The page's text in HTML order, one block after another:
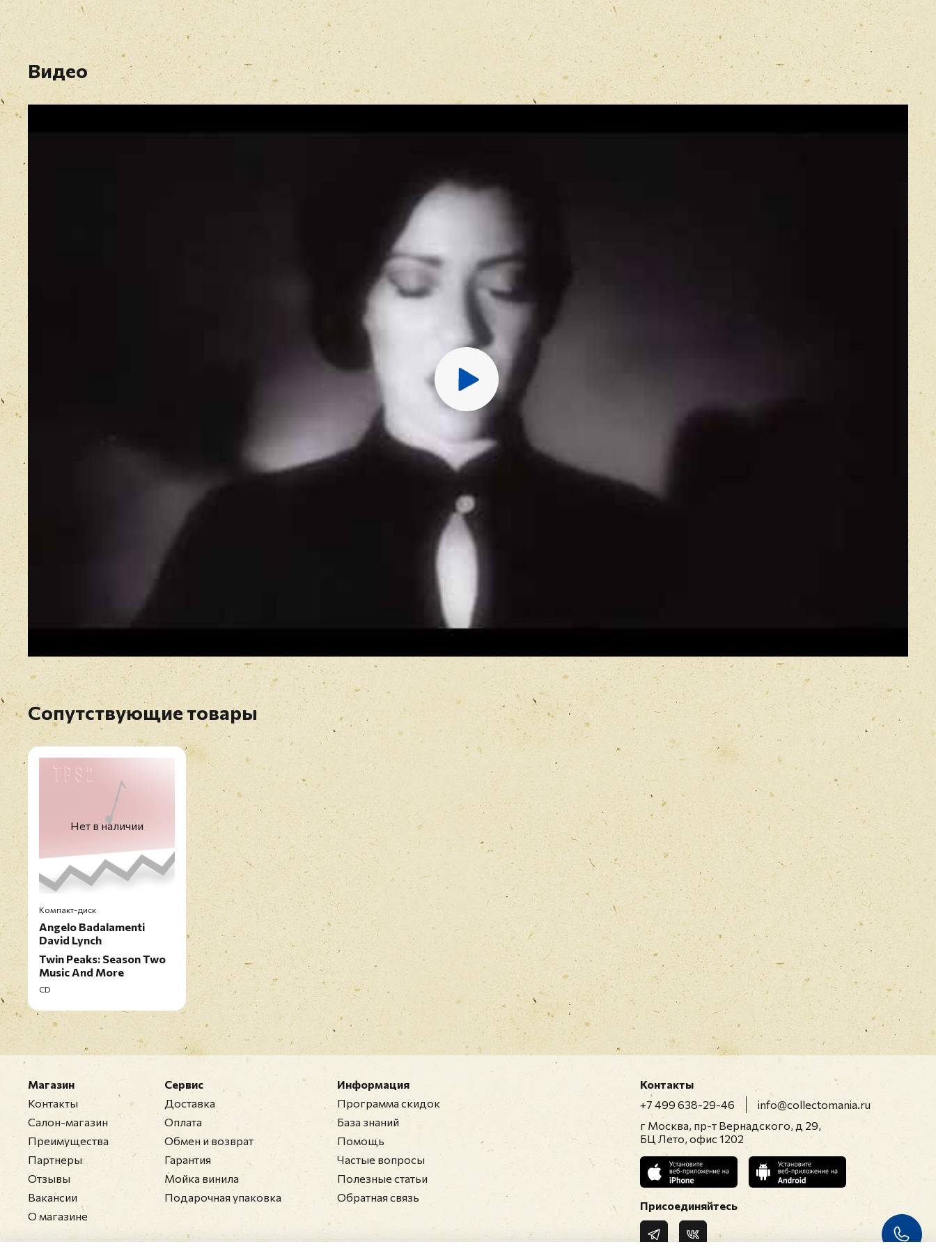
Имя E-mail *
Отзыв*
Видео
Сопутствующие товары
Нет в наличии
Компакт-диск
Angelo Badalamenti
David Lynch
Twin Peaks: Season Two
Music And More
CD
Магазин
Контакты
Салон-магазин
Преимущества
Партнеры
Отзывы
Вакансии
О магазине
Сервис
Доставка
Оплата
Обмен и возврат
Гарантия
Мойка винила
Подарочная упаковка
Информация
Программа скидок
База знаний
Помощь
Частые вопросы
Полезные статьи
Обратная связь
Контакты
+7 499 638-29-46
info@collectomania.ru
г Москва, пр-т Вернадского, д 29,
БЦ Лето, офис 1202
Присоединяйтесь